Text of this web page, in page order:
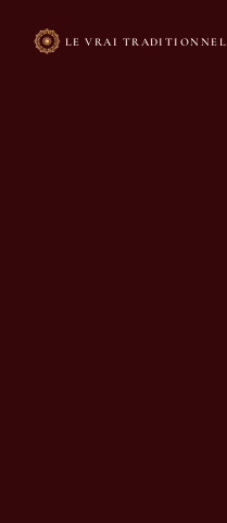
LE VRAI TRADITIONNEL